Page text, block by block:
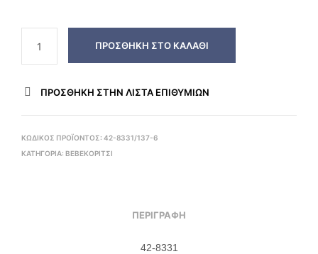
ΠΡΟΣΘΉΚΗ ΣΤΟ ΚΑΛΆΘΙ
ΠΡΌΣΘΉΚΗ ΣΤΗΝ ΛΊΣΤΑ ΕΠΙΘΥΜΙΏΝ
ΚΩΔΙΚΌΣ ΠΡΟΪΌΝΤΟΣ: 42-8331/137-6
ΚΑΤΗΓΟΡΊΑ: BEBEΚΟΡΊΤΣΙ
ΠΕΡΙΓΡΑΦΉ
42-8331